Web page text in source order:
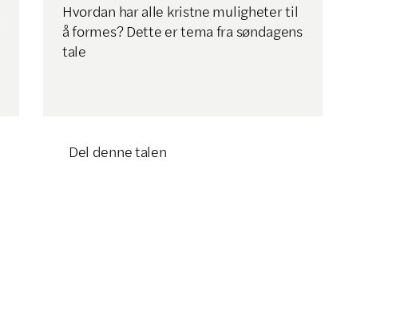
Hvordan har alle kristne muligheter til
å formes? Dette er tema fra søndagens
tale
Del denne talen